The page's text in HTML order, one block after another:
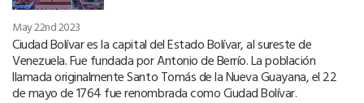
May 22nd 2023
Ciudad Bolívar es la capital del Estado Bolívar, al sureste de
Venezuela. Fue fundada por Antonio de Berrío. La población
llamada originalmente Santo Tomás de la Nueva Guayana, el 22
de mayo de 1764 fue renombrada como Ciudad Bolívar.